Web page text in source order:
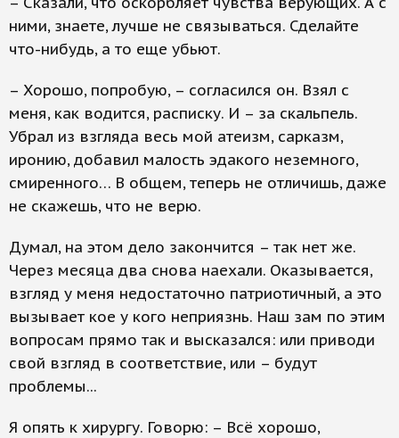
ними, знаете, лучше не связываться. Сделайте
что-нибудь, а то еще убьют.
– Хорошо, попробую, – согласился он. Взял с
меня, как водится, расписку. И – за скальпель.
Убрал из взгляда весь мой атеизм, сарказм,
иронию, добавил малость эдакого неземного,
смиренного… В общем, теперь не отличишь, даже
не скажешь, что не верю.
Думал, на этом дело закончится – так нет же.
Через месяца два снова наехали. Оказывается,
взгляд у меня недостаточно патриотичный, а это
вызывает кое у кого неприязнь. Наш зам по этим
вопросам прямо так и высказался: или приводи
свой взгляд в соответствие, или – будут
проблемы...
Я опять к хирургу. Говорю: – Всё хорошо,